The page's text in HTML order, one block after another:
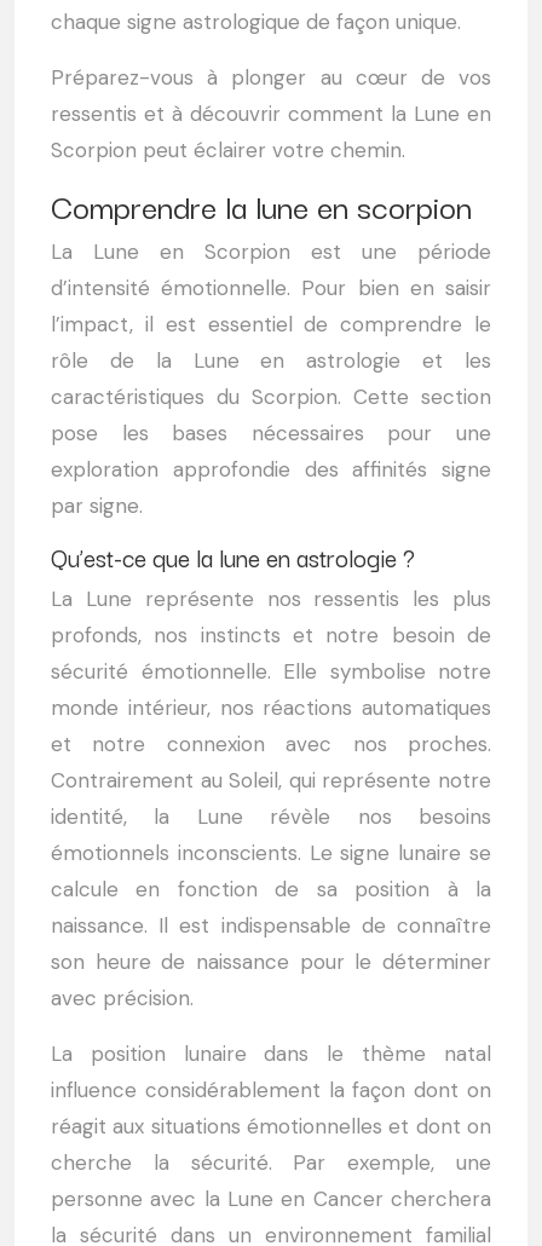
chaque signe astrologique de façon unique.
Préparez-vous à plonger au cœur de vos
ressentis et à découvrir comment la Lune en
Scorpion peut éclairer votre chemin.
Comprendre la lune en scorpion
La Lune en Scorpion est une période
d’intensité émotionnelle. Pour bien en saisir
l’impact, il est essentiel de comprendre le
rôle de la Lune en astrologie et les
caractéristiques du Scorpion. Cette section
pose les bases nécessaires pour une
exploration approfondie des affinités signe
par signe.
Qu’est-ce que la lune en astrologie ?
La Lune représente nos ressentis les plus
profonds, nos instincts et notre besoin de
sécurité émotionnelle. Elle symbolise notre
monde intérieur, nos réactions automatiques
et notre connexion avec nos proches.
Contrairement au Soleil, qui représente notre
identité, la Lune révèle nos besoins
émotionnels inconscients. Le signe lunaire se
calcule en fonction de sa position à la
naissance. Il est indispensable de connaître
son heure de naissance pour le déterminer
avec précision.
La position lunaire dans le thème natal
influence considérablement la façon dont on
réagit aux situations émotionnelles et dont on
cherche la sécurité. Par exemple, une
personne avec la Lune en Cancer cherchera
la sécurité dans un environnement familial